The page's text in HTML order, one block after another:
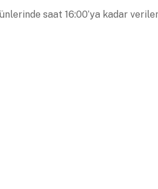
saat 16:00’ya kadar